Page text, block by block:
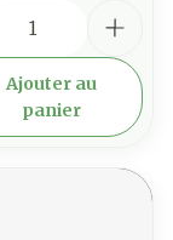
Ajouter au
panier